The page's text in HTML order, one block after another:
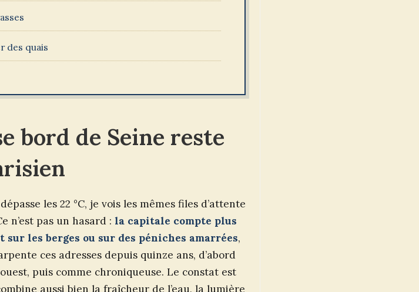
des quais
bord de Seine reste
les 22 °C, je vois les mêmes files d’attente
n’est pas un hasard : la capitale compte plus
les berges ou sur des péniches amarrées,
ces adresses depuis quinze ans, d’abord
puis comme chroniqueuse. Le constat est
aussi bien la fraîcheur de l’eau, la lumière